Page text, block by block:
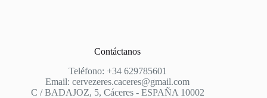
Contáctanos
Teléfono: +34 629785601
Email: cervezeres.caceres@gmail.com
C / BADAJOZ, 5, Cáceres - ESPAÑA 10002